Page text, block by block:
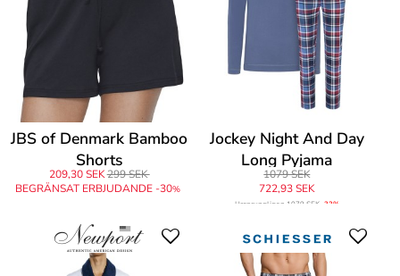
JBS of Denmark Bamboo
Shorts
209,30 SEK299 SEK
BEGRÄNSAT ERBJUDANDE -30%
Jockey Night And Day
Long Pyjama
1079 SEK
722,93 SEK
Ursprungligen 1079 SEK -33%